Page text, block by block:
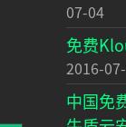
07-04
免费
2016-
中国免